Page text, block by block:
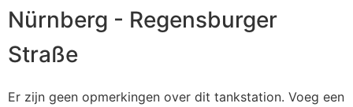
Nürnberg - Regensburger
Straße
Er zijn geen opmerkingen over dit tankstation. Voeg een